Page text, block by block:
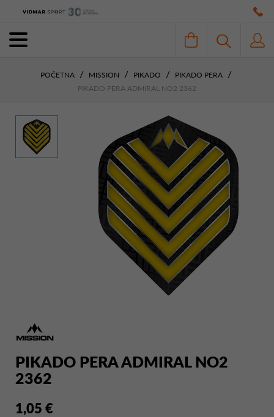
POČETNA MISSION PIKADO
PIKADO PERA
PIKADO PERA ADMIRAL NO2 2362
PIKADO PERA ADMIRAL NO2
2362
1,05 €